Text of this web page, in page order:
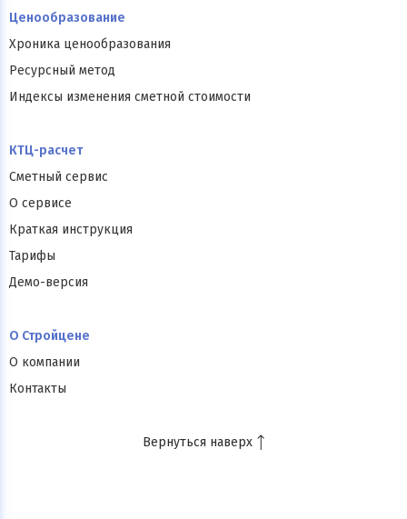
Ценообразование
Хроника ценообразования
Ресурсный метод
Индексы изменения сметной стоимости
КТЦ-расчет
Сметный сервис
О сервисе
Краткая инструкция
Тарифы
Демо-версия
О Стройцене
О компании
Контакты
Вернуться наверх